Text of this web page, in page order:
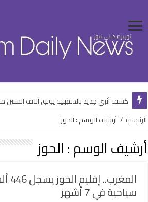
كشف أثري جديد بالدقهلية يوثق آلاف السنين
الرئيسية / أرشيف الوسم : الحوز
أرشيف الوسم : الحوز
سياحية في 7 أشهر